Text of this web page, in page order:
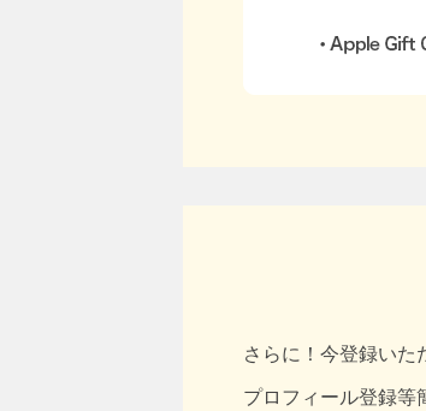
さらに！今登録いた
プロフィール登録等